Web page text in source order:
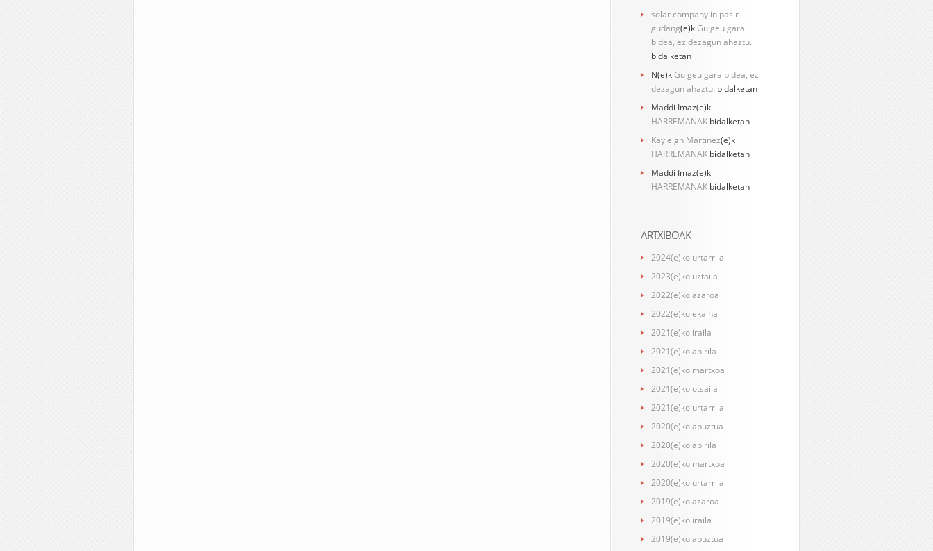
solar company in pasir
gudang(e)kGu geu gara
bidea, ez dezagun ahaztu.
bidalketan
N(e)kGu geu gara bidea, ez
dezagun ahaztu. bidalketan
Maddi Imaz(e)k
HARREMANAK bidalketan
Kayleigh Martinez(e)k
HARREMANAK bidalketan
Maddi Imaz(e)k
HARREMANAK bidalketan
ARTXIBOAK
2024(e)ko urtarrila
2023(e)ko uztaila
2022(e)ko azaroa
2022(e)ko ekaina
2021(e)ko iraila
2021(e)ko apirila
2021(e)ko martxoa
2021(e)ko otsaila
2021(e)ko urtarrila
2020(e)ko abuztua
2020(e)ko apirila
2020(e)ko martxoa
2020(e)ko urtarrila
2019(e)ko azaroa
2019(e)ko iraila
2019(e)ko abuztua